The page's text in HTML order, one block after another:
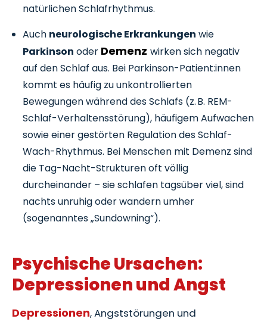
natürlichen Schlafrhythmus.
Auch neurologische Erkrankungen wie
Parkinson oder Demenz wirken sich negativ
auf den Schlaf aus. Bei Parkinson-Patient:innen
kommt es häufig zu unkontrollierten
Bewegungen während des Schlafs (z. B. REM-
Schlaf-Verhaltensstörung), häufigem Aufwachen
sowie einer gestörten Regulation des Schlaf-
Wach-Rhythmus. Bei Menschen mit Demenz sind
die Tag-Nacht-Strukturen oft völlig
durcheinander – sie schlafen tagsüber viel, sind
nachts unruhig oder wandern umher
(sogenanntes „Sundowning“).
Psychische Ursachen:
Depressionen und Angst
Depressionen, Angststörungen und